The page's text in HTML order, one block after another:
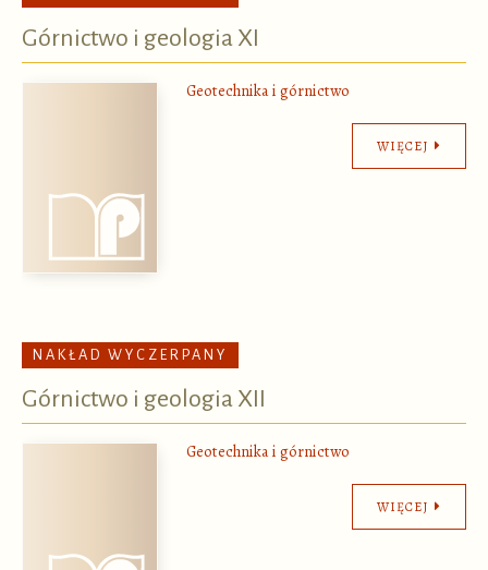
Górnictwo i geologia XI
Geotechnika i górnictwo
WIĘCEJ
NAKŁAD WYCZERPANY
Górnictwo i geologia XII
Geotechnika i górnictwo
WIĘCEJ